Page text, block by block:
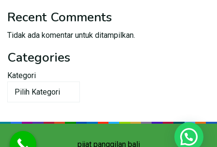
Recent Comments
Tidak ada komentar untuk ditampilkan.
Categories
Kategori
pijat panggilan bali